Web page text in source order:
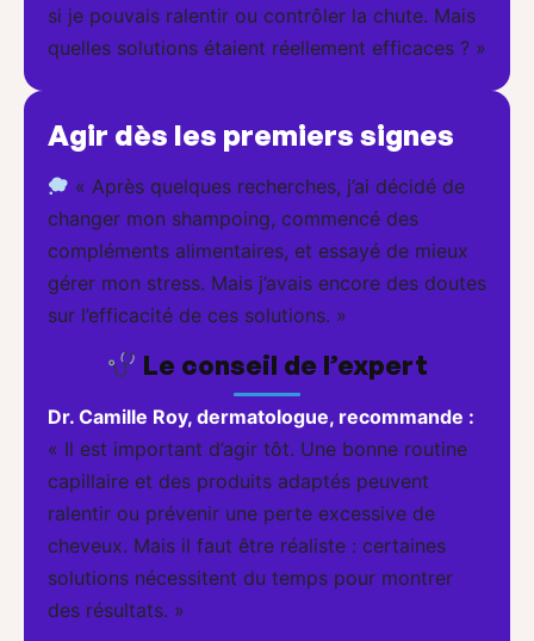
si je pouvais ralentir ou contrôler la chute. Mais
quelles solutions étaient réellement efficaces ? »
Agir dès les premiers signes
« Après quelques recherches, j’ai décidé de
changer mon shampoing, commencé des
compléments alimentaires, et essayé de mieux
gérer mon stress. Mais j’avais encore des doutes
sur l’efficacité de ces solutions. »
Le conseil de l’expert
Dr. Camille Roy, dermatologue, recommande :
« Il est important d’agir tôt. Une bonne routine
capillaire et des produits adaptés peuvent
ralentir ou prévenir une perte excessive de
cheveux. Mais il faut être réaliste : certaines
solutions nécessitent du temps pour montrer
des résultats. »